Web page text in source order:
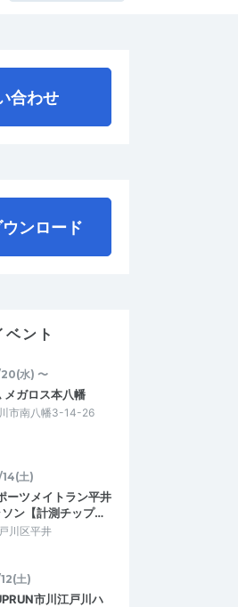
合わせ
ンロード
ント
水) 〜
メガロス本八幡
市南八幡3-14-26
土)
ーツメイトラン平井
ン【計測チップ…
川区平井
土)
市川江戸川ハ